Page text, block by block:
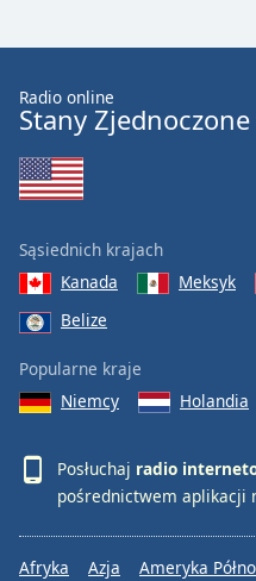
Radio online
Stany Zjednoczone
Sąsiednich krajach
Kanada
Meksyk
Belize
Popularne kraje
Niemcy
Holandia
Posłuchaj radio
pośrednictwem aplikacji
Afryka Azja Ameryka